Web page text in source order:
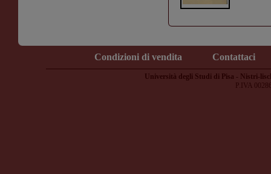
Condizioni di vendita Contattaci
Università degli Studi di Pisa - Nistri-
P.IVA